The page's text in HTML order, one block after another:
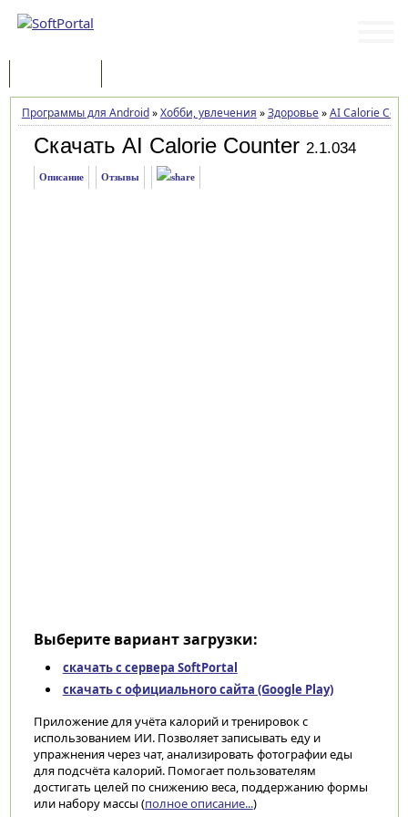
Программы для Android»Хобби, увлечения »Здоровье»AI Calorie
Скачать AI Calorie Counter 2.1.034
Описание Отзывы
Выберите вариант загрузки:
скачать с сервера SoftPortal
скачать с официального сайта (Google Play)
Приложение для учёта калорий и тренировок с
использованием ИИ. Позволяет записывать еду и
упражнения через чат, анализировать фотографии еды
для подсчёта калорий. Помогает пользователям
достигать целей по снижению веса, поддержанию формы
или набору массы (полное описание...)